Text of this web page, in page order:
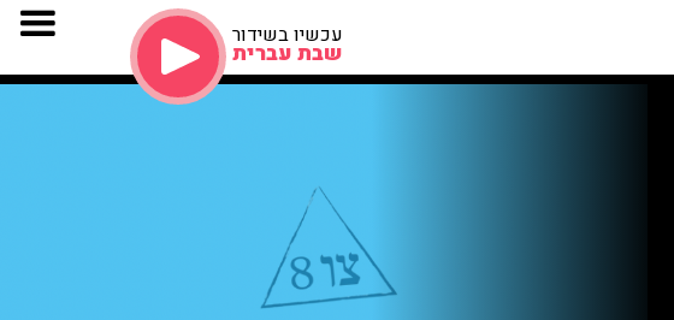
עכשיו בשידור
שבת עברית